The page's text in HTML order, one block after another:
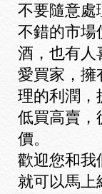
不要隨意處
不錯的市場
酒，也有人
愛買家，擁
理的利潤，
低買高賣，
價。
歡迎您和我
就可以馬上